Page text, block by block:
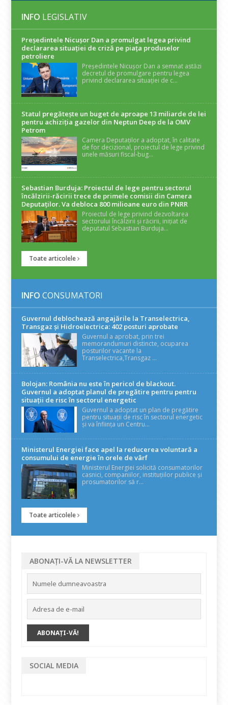
INFO LEGISLATIV
Președintele Nicuşor Dan a promulgat legea privind
declararea situaţiei de criză pe piaţa produselor
petroliere
Președintele Nicușor Dan a semnat astăzi
decretul de promulgare pentru legea
privind declararea situației de c...
Statul pregătește un buget de aproape 13 miliarde de lei
pentru achiziția gazelor din Neptun Deep de la OMV
Petrom
Camera Deputaților a adoptat, în calitate
de for decizional, proiectul de lege privind
unele măsuri fiscal-bug...
Sebastian Burduja: Proiectul de lege pentru sectorul
încălzirii-răcirii trece de primele comisii din Camera
Deputaților. Va debloca 800 milioane euro din PNRR
Proiectul de lege privind dezvoltarea
sectorului încălzirii și răcirii, inițiat de
deputatul Sebastian Burduja...
Toate articolele
INFO CONSUMATORI
Guvernul deblochează angajările la Transelectrica,
Transgaz și Hidroelectrica: 402 posturi aprobate
Guvernul a aprobat, prin trei
memorandumuri distincte, ocuparea
posturilor vacante la
Transelectrica,Transgaz ...
Bolojan: România nu este în pericol de blackout.
Guvernul a adoptat planul de pregătire pentru pentru
situații de risc în sectorul energetic
Guvernul a adoptat un plan de pregătire
pentru situații de risc în sectorul energetic
și va înființa un Centru...
Ministerul Energiei face apel la reducerea voluntară a
consumului de energie în orele de vârf
Ministerul Energiei solicită consumatorilor
casnici, companiilor, instituțiilor publice și
prosumatorilor să r...
Toate articolele
ABONAȚI-VĂ LA NEWSLETTER
SOCIAL MEDIA